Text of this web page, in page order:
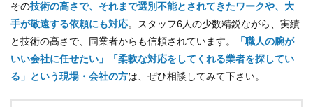
その技術の高さで、それまで選別不能とされてきたワークや、大
手が敬遠する依頼にも対応。スタッフ6人の少数精鋭ながら、実績
と技術の高さで、同業者からも信頼されています。
「職人の腕が
いい会社に任せたい」「柔軟な対応をしてくれる業者を探してい
る」という現場・会社の方は、ぜひ相談してみて下さい。